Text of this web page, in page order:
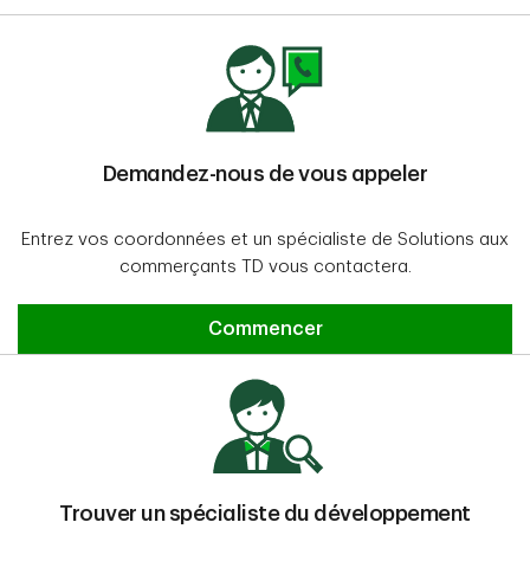
Demandez-nous de vous appeler
Entrez vos coordonnées et un spécialiste de Solutions aux
commerçants TD vous contactera.
Commencer
Commencer
Trouver un spécialiste du développement